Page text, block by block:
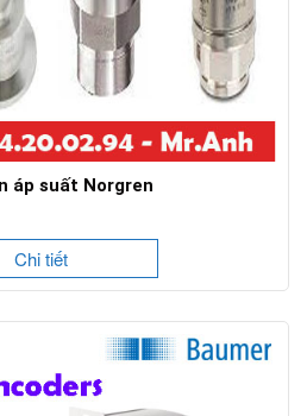
áp suất Norgren
Chi tiết